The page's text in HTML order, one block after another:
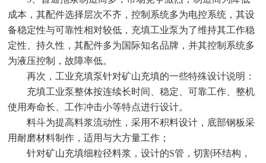
成本，其配件选择层次不齐，控制系统多为电控系统，其设
备稳定性与可靠性相对较低，充填工业泵为了维持其工作稳
定性、持久性，其配件多为国际知名品牌，并其控制系统多
为液压控制，故障率低。
再次，工业充填泵针对矿山充填的一些特殊设计说明：
充填工业泵整体按连续长时间、稳定、可靠工作、整机
使用寿命长、工作冲击小等特点进行设计。
料斗为提高料浆流动性，采用不积料设计，底部钢板采
用耐磨材料制作，适用与大方量工作；
针对矿山充填细粒径料浆，设计的S管，切割环结构，